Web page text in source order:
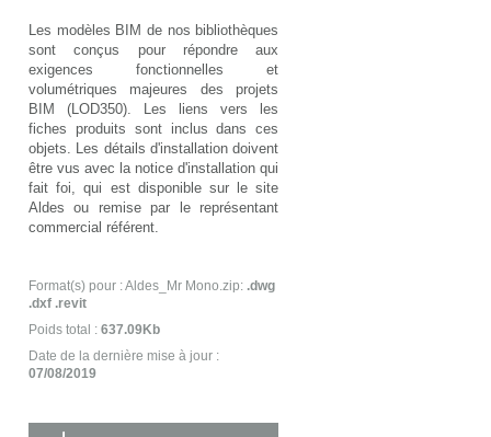
Les modèles BIM de nos bibliothèques
sont conçus pour répondre aux
exigences fonctionnelles et
volumétriques majeures des projets
BIM (LOD350). Les liens vers les
fiches produits sont inclus dans ces
objets. Les détails d'installation doivent
être vus avec la notice d'installation qui
fait foi, qui est disponible sur le site
Aldes ou remise par le représentant
commercial référent.
Format(s) pour : Aldes_Mr Mono.zip: .dwg
.dxf .revit
Poids total : 637.09Kb
Date de la dernière mise à jour :
07/08/2019